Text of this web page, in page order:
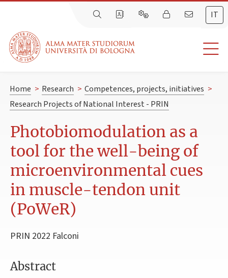
IT
Home > Research > Competences, projects, initiatives >
Research Projects of National Interest - PRIN
Photobiomodulation as a
tool for the well-being of
microenvironmental cues
in muscle-tendon unit
(PoWeR)
PRIN 2022 Falconi
Abstract